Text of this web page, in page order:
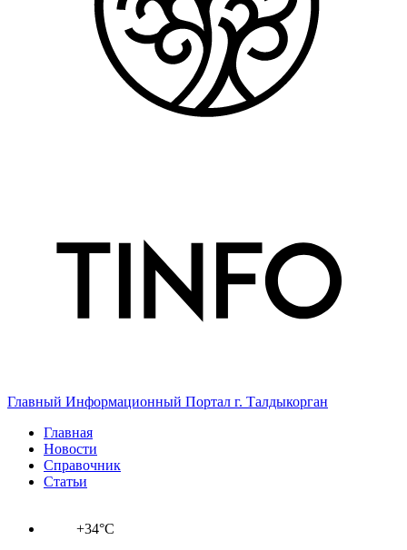
Главный Информационный Портал г. Талдыкорган
Главная
Новости
Справочник
Статьи
+34°C